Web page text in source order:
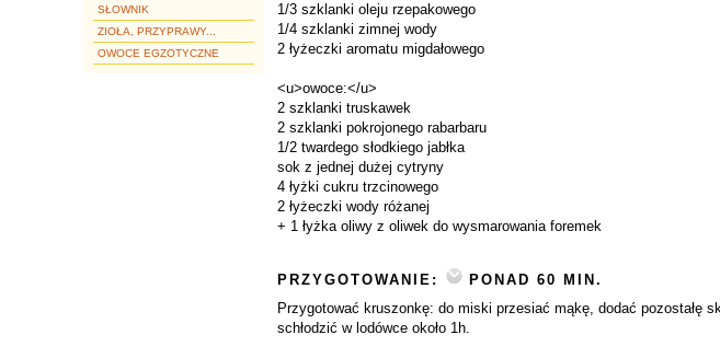
SŁOWNIK
ZIOŁA, PRZYPRAWY...
OWOCE EGZOTYCZNE
1/3 szklanki oleju rzepakowego
1/4 szklanki zimnej wody
2 łyżeczki aromatu migdałowego
<u>owoce:</u>
2 szklanki truskawek
2 szklanki pokrojonego rabarbaru
1/2 twardego słodkiego jabłka
sok z jednej dużej cytryny
4 łyżki cukru trzcinowego
2 łyżeczki wody różanej
+ 1 łyżka oliwy z oliwek do wysmarowania foremek
PRZYGOTOWANIE:
PONAD 60 MIN.
Przygotować kruszonkę: do miski przesiać mąkę, dodać pozostałę
schłodzić w lodówce około 1h.